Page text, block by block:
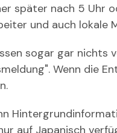
später nach 5 Uhr
und auch lokale
sogar gar nichts
Wenn die
auf Japanisch